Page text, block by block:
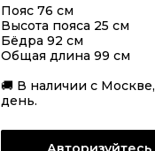
Пояс 76 см
Высота пояса 25 см
Бёдра 92 см
Общая длина 99 см
🚚 В наличии с
день.